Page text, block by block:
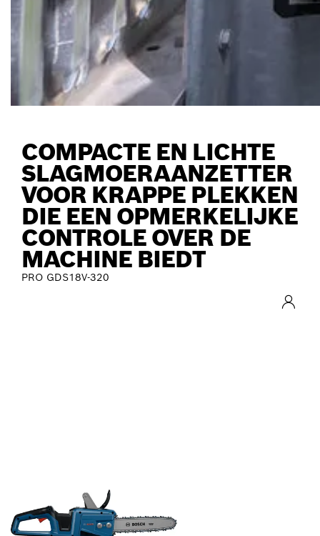
COMPACTE EN LICHTE
SLAGMOERAANZETTER
VOOR KRAPPE PLEKKEN
DIE EEN OPMERKELIJKE
CONTROLE OVER DE
MACHINE BIEDT
PRO GDS18V-320